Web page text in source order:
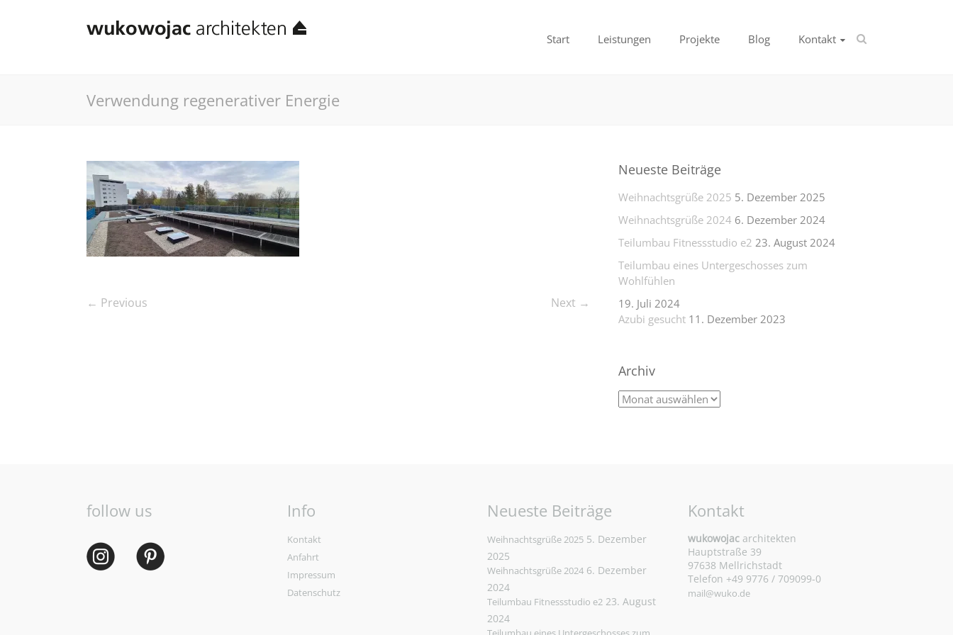
Start Leistungen Projekte Blog Kontakt
Verwendung regenerativer Energie
← Previous Next →
Neueste Beiträge
Weihnachtsgrüße 2025 5. Dezember 2025
Weihnachtsgrüße 2024 6. Dezember 2024
Teilumbau Fitnessstudio e2 23. August 2024
Teilumbau eines Untergeschosses zum
Wohlfühlen
19. Juli 2024
Azubi gesucht 11. Dezember 2023
Archiv
follow us Info
Kontakt
Anfahrt
Impressum
Datenschutz
Neueste Beiträge
Weihnachtsgrüße 2025 5. Dezember
2025
Weihnachtsgrüße 2024 6. Dezember
2024
Teilumbau Fitnessstudio e2 23. August
2024
Kontakt
wukowojacarchitekten
Hauptstraße 39
97638 Mellrichstadt
Telefon +49 9776 / 709099-0
mail@wuko.de